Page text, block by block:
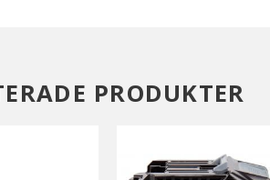
PRODUKTER